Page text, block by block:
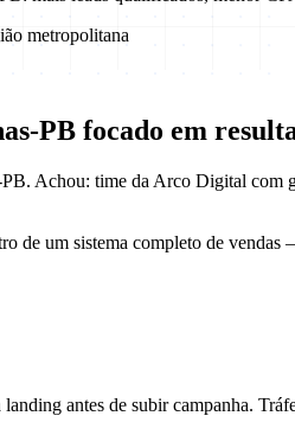
metropolitana
PB focado em
Achou: time da Arco Digital
de um sistema completo de
antes de subir campanha.